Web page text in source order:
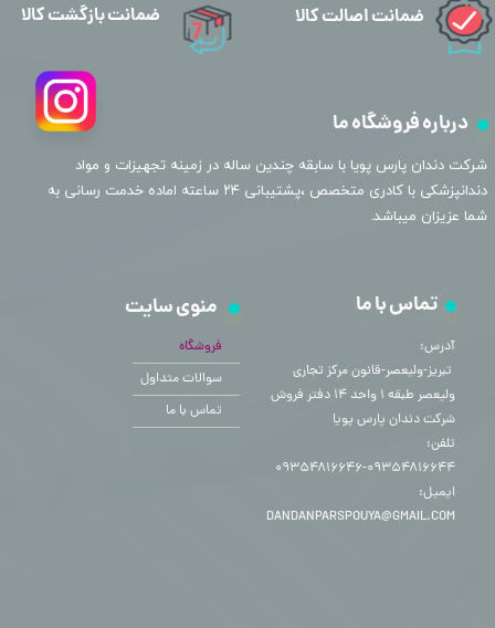
درباره فروشگاه ما
​شرکت دندان پارس پویا با سابقه چندین ساله در زمینه تجهیزات و مواد
دندانپزشکی با کادری متخصص ،پشتیبانی ۲۴ ساعته اماده خدمت رسانی به
شما عزیزان میباشد.
منوی سایت
فروشگاه
سوالات متداول
تماس با ما
تماس با ما
آدرس:
​​​​​​​ تبریز-ولیعصر-قانون مرکز تجاری
ولیعصر طبقه ۱ واحد ۱۴ دفتر فروش
شرکت دندان پارس پویا
تلفن:
۰۹۳۵۴۸۱۶۶۴۴-۰۹۳۵۴۸۱۶۶۴۶
ایمیل:
DANDANPARSPOUYA@GMAIL.COM
ضمانت اصالت کالا ضمانت بازگشت کالا